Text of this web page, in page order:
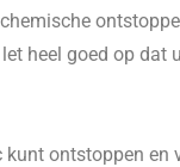
heel goed op dat
ontstoppen